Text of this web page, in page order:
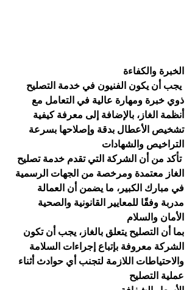
الخبرة والكفاءة
يجب أن يكون الفنيون في خدمة التصليح
ذوي خبرة ومهارة عالية في التعامل مع
أنظمة الغاز، بالإضافة إلى معرفة كيفية
تشخيص الأعطال بدقة وإصلاحها بسرعة
التراخيص والشهادات
تأكد من أن الشركة التي تقدم خدمة تصليح
الغاز معتمدة ومرخصة من الجهات الرسمية
في مبارك الكبير، ما يضمن أن العمالة
مدربة وفقًا للمعايير القانونية والصحية
الأمان والسلام
بما أن التصليح يتعلق بالغاز، يجب أن تكون
الشركة معروفة بإتباع إجراءات السلامة
والاحتياطات اللازمة لتجنب أي حوادث أثناء
عملية التصليح